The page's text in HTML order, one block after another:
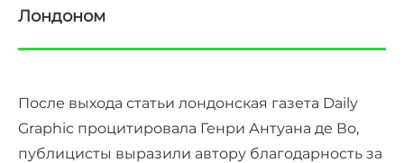
Лондоном
После выхода статьи лондонская газета Daily
Graphic процитировала Генри Антуана де Во,
публицисты выразили автору благодарность за